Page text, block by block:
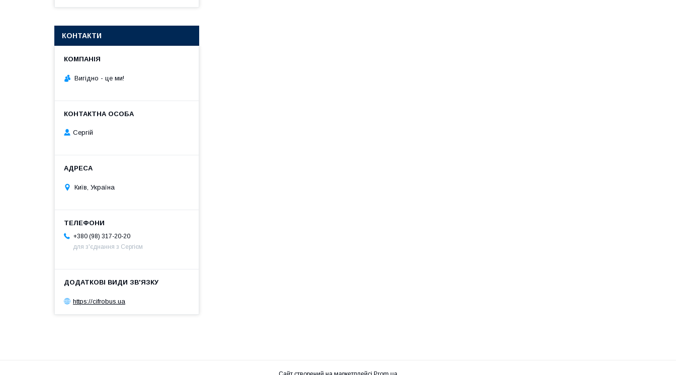
КОНТАКТИ
Вигiдно - це ми!
Сергій
Київ, Україна
+380 (98) 317-20-20
для з'єднання з Сергієм
https://cifrobus.ua